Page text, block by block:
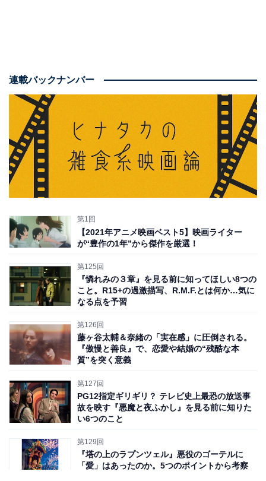
落ち着いたドラマ展開する内容ながら、「4DX」
上映の実施にも納得？
『ふれる。』の内容は、基本的に「コミュニケーショ
ン」に焦点を当てた落ち着きのあるドラマですが、実写
ではなくアニメで描くからこそ意義のあるシーンもあ
り、終盤には劇場のスクリーンで映える大見せ場もあり
ました。なるほど、座席の振動などの演出が楽しめる
さらに、実写映画版『ちはやふる』でも音楽を担当した
横山克と、歌手・Adoによる楽曲『踊』の共同作曲・編
ぜひ劇場で聞き入ってほしいです。
ていきましょう。
連載バックナンバー
第1回
【2021年アニメ映画ベスト5】映画ライター
が“豊作の1年”から傑作を厳選！
第125回
『憐れみの３章』を見る前に知ってほしい8つの
こと。R15+の過激描写、R.M.F.とは何か…気に
なる点を予習
第126回
藤ヶ谷太輔＆奈緒の「実在感」に圧倒される。
『傲慢と善良』で、恋愛や結婚の“残酷な本
質”を突く意義
第127回
PG12指定ギリギリ？ テレビ史上最恐の放送事
故を映す『悪魔と夜ふかし』を見る前に知りた
い6つのこと
第129回
『塔の上のラプンツェル』悪役のゴーテルに
「愛」はあったのか。5つのポイントから考察